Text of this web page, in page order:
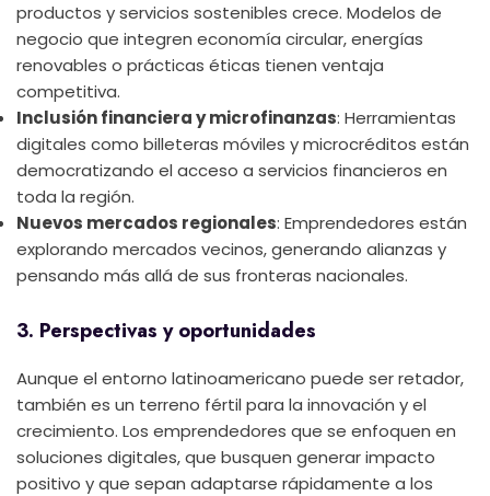
productos y servicios sostenibles crece. Modelos de
negocio que integren economía circular, energías
renovables o prácticas éticas tienen ventaja
competitiva.
Inclusión financiera y microfinanzas: Herramientas
digitales como billeteras móviles y microcréditos están
democratizando el acceso a servicios financieros en
toda la región.
Nuevos mercados regionales: Emprendedores están
explorando mercados vecinos, generando alianzas y
pensando más allá de sus fronteras nacionales.
3. Perspectivas y oportunidades
Aunque el entorno latinoamericano puede ser retador,
también es un terreno fértil para la innovación y el
crecimiento. Los emprendedores que se enfoquen en
soluciones digitales, que busquen generar impacto
positivo y que sepan adaptarse rápidamente a los